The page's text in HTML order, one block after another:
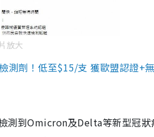
放大
測劑！低至$15/支 獲歐盟認證+
測到Omicron及Delta等新型冠